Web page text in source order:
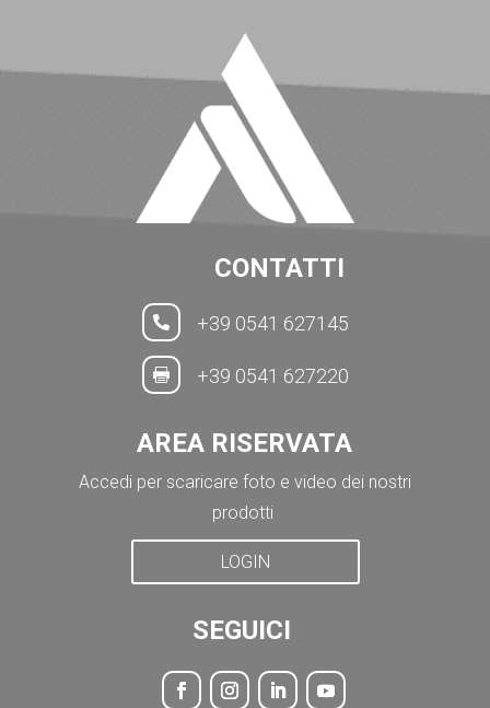
CONTATTI
 +39 0541 627145
 +39 0541 627220
AREA RISERVATA
Accedi per scaricare foto e video dei nostri
prodotti
LOGIN
SEGUICI